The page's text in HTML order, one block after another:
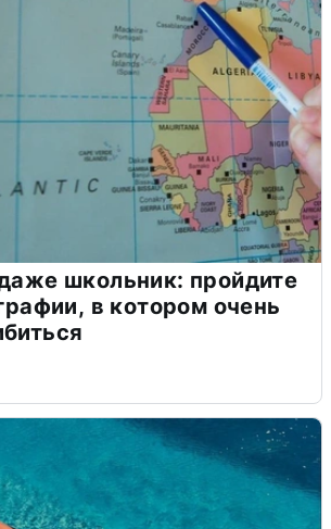
школьник: пройдите
в котором очень